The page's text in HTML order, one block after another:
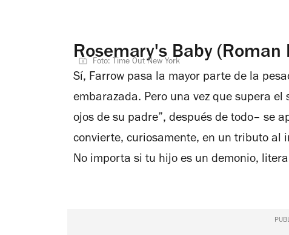
Rosemary's Baby
Foto: Time Out New York
Sí, Farrow pasa la mayor parte de la
embarazada. Pero una vez que supera
ojos de su padre”, después de todo– se
convierte, curiosamente, en un tributo al
No importa si tu hijo es un demonio,